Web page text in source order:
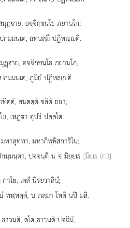
มุฏฺาย, อจฺจิกฺขนฺโธ ภยานโก;
กมฺมนฺเต, ฉทนสฺมึ ปฏิหฺติ.
ฏฺาย, อจฺจิกฺขนฺโธ ภยานโก;
กมฺมนฺเต, ภูมิยํ ปฏิหฺติ.
ทิตฺตํ, สนฺตตฺตํ ชลิตํ ยถา;
ย, เหฏฺา อุปริ ปสฺสโต.
หาลุทฺทา, มหากิพฺพิสการิโน;
มฺมนฺตา, ปจฺจนฺติ น จ มิยฺยเร [มียเร (ก.)].
กาโย, เตสํ นิรยวาสินํ;
ทฬฺหตฺตํ, น ภสฺมา โหติ นปิ มสิ.
าวนฺติ, ตโต ธาวนฺติ ปจฺฉิมํ;